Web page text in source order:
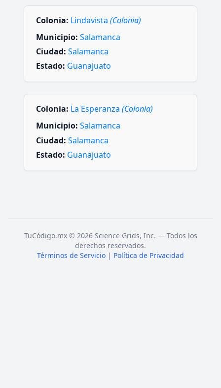
Colonia: Lindavista (Colonia)
Municipio: Salamanca
Ciudad: Salamanca
Estado: Guanajuato
Colonia: La Esperanza (Colonia)
Municipio: Salamanca
Ciudad: Salamanca
Estado: Guanajuato
TuCódigo.mx © 2026 Science Grids, Inc. — Todos los
derechos reservados.
Términos de Servicio | Política de Privacidad